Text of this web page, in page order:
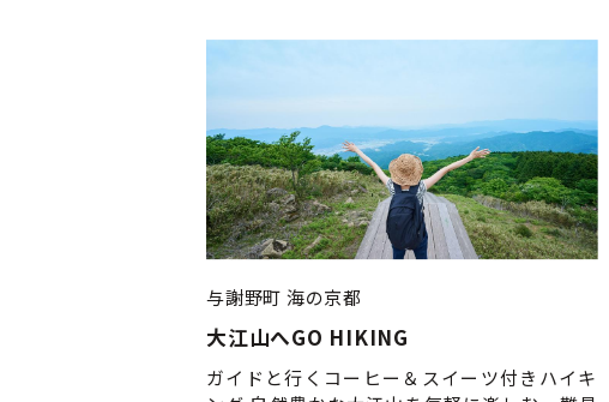
与謝野町 海の京都
大江山へGO HIKING
ガイドと行くコーヒー＆スイーツ付きハイキ